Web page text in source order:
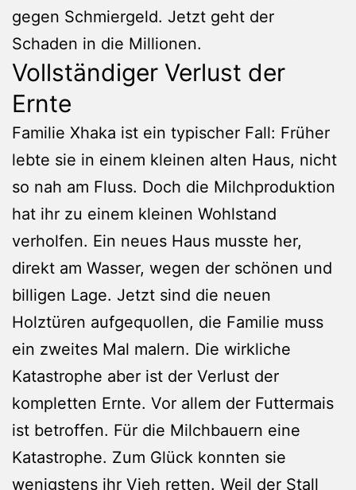
gegen Schmiergeld. Jetzt geht der
Schaden in die Millionen.
Vollständiger Verlust der
Ernte
Familie Xhaka ist ein typischer Fall: Früher
lebte sie in einem kleinen alten Haus, nicht
so nah am Fluss. Doch die Milchproduktion
hat ihr zu einem kleinen Wohlstand
verholfen. Ein neues Haus musste her,
direkt am Wasser, wegen der schönen und
billigen Lage. Jetzt sind die neuen
Holztüren aufgequollen, die Familie muss
ein zweites Mal malern. Die wirkliche
Katastrophe aber ist der Verlust der
kompletten Ernte. Vor allem der Futtermais
ist betroffen. Für die Milchbauern eine
Katastrophe. Zum Glück konnten sie
wenigstens ihr Vieh retten. Weil der Stall